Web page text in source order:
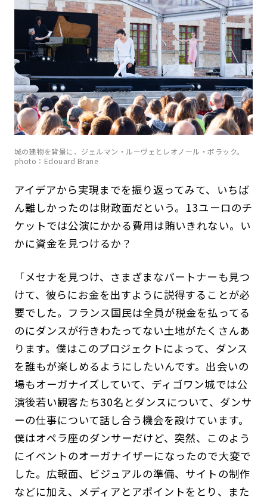
城の建物を背景に、ジェルマン・ルーヴェとレオノール・ボラック。
photo：Edouard Brane
アイデアから実現までを振り返ってみて、いちば
ん難しかったのは財政面だという。13ユーロのチ
ケットでは公演にかかる費用は賄いきれない。い
かに資金を見つけるか？
「メセナを見つけ、さまざまなパートナーも見つ
けて、彼らにお金を出すように説得することが必
要でした。フランス国民は全員が税金を払ってる
のにダンスが行きわたってない土地がたくさんあ
ります。僕はこのプロジェクトによって、ダンス
を誰もが楽しめるようにしたいんです。出会いの
場もオーガナイズしていて、ディゴワン城では公
演後若い観客たち30名とダンスについて、ダンサ
ーの仕事について話し合う機会を設けています。
僕はオペラ座のダンサーだけど、突然、このよう
にイベントのオーガナイザーになったので大変で
した。広報面、ビジュアルの準備、サイトの制作
などに加え、メディアとアポイントをとり、また